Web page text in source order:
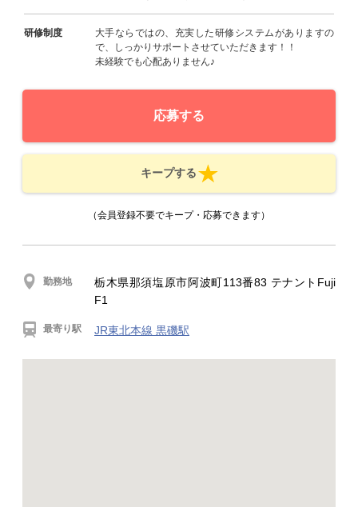
研修制度
大手ならではの、充実した研修システムがありますの
で、しっかりサポートさせていただきます！！
未経験でも心配ありません♪
応募する
キープする
（会員登録不要でキープ・応募できます）
勤務地
栃木県那須塩原市阿波町113番83 テナントFuji
F1
最寄り駅 JR東北本線 黒磯駅